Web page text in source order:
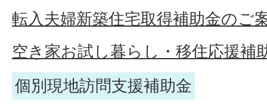
転入夫婦新築住宅取得補助金のご
空き家お試し暮らし・移住応援補
個別現地訪問支援補助金